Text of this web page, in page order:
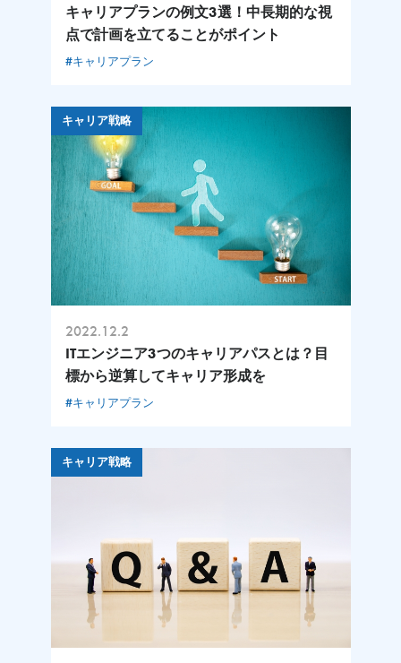
キャリアプランの例文3選！中長期的な視
点で計画を立てることがポイント
#キャリアプラン
キャリア戦略
2022.12.2
ITエンジニア3つのキャリアパスとは？目
標から逆算してキャリア形成を
#キャリアプラン
キャリア戦略